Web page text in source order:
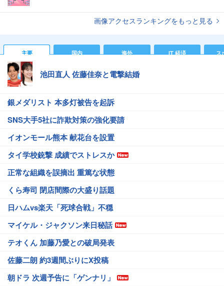
画像アクセスランキングをもっと見る
主要 国内 海外 IT 経済 ス
池田直人 佐藤佳奈と電撃結婚
銀メダリスト 本多灯被告を起訴
SNS大手5社に詐欺対策の強化要請
イオンモール熊本 献花台を設置
タイ学校銃撃 成績でストレスか
正常な組織を誤摘出 重篤な状態
くら寿司 閉店間際の大盛り話題
日ハムvs楽天「死球合戦」不穏
マイケル・ジャクソン来日秘話
テオくん 加藤乃愛との破局発表
佐藤二朗 約3週間ぶりにX投稿
朝ドラ 次週予告に「ゲンナリ」